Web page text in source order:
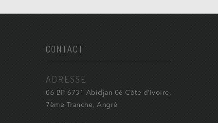
CONTACT
ADRESSE
06 BP 6731 Abidjan 06 Côte d’Ivoire,
7ème Tranche, Angré